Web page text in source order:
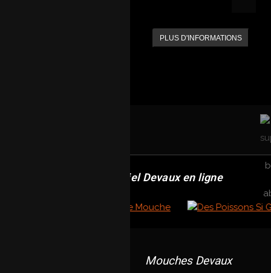
PLUS D'INFORMATIONS
Revendeur officiel Devaux en ligne
Mouches Devaux